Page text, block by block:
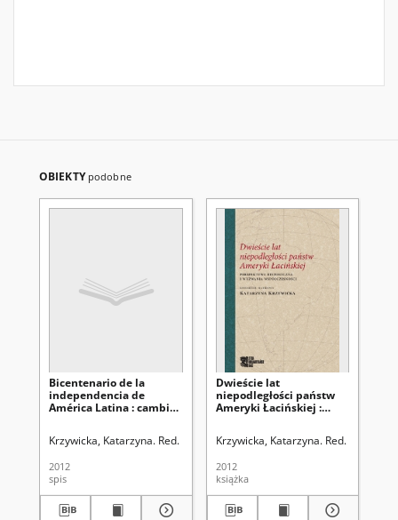
OBIEKTY podobne
Bicentenario de la
independencia de
América Latina : cambios
Krzywicka, Katarzyna. Red.
2012
spis
Dwieście lat
niepodległości państw
Ameryki Łacińskiej :
współczesności
Krzywicka, Katarzyna. Red.
2012
książka